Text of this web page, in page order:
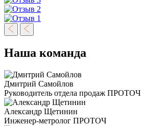
Наша команда
Дмитрий Самойлов
Руководитель отдела продаж ПРОТОЧ
Александр Щетинин
Инженер-метролог ПРОТОЧ